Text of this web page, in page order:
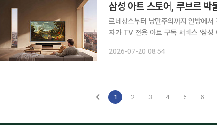
삼성 아트 스토어, 루브르
르네상스부터 낭만주의까지 안방에서
자가 TV 전용 아트 구독 서비스 '삼
컬렉션은 기존 17점에서 51점으로 확
2026-07-20 08:54
1 2 3 4 5 6